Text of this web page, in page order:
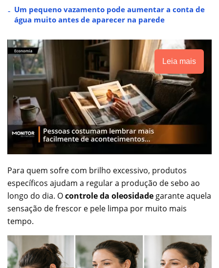
Um pequeno vazamento pode aumentar a conta de
água muito antes de aparecer na parede
Leia mais
Para quem sofre com brilho excessivo, produtos
específicos ajudam a regular a produção de sebo ao
longo do dia. Ocontrole da oleosidade garante aquela
sensação de frescor e pele limpa por muito mais
tempo.